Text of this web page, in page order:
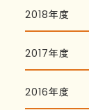
2018年度
2017年度
2016年度